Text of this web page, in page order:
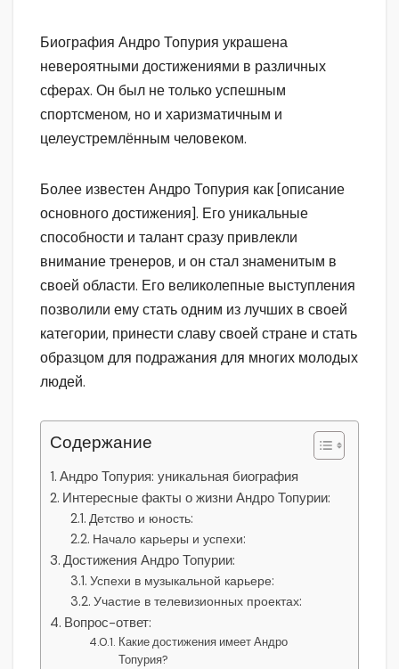
Биография Андро Топурия украшена
невероятными достижениями в различных
сферах. Он был не только успешным
спортсменом, но и харизматичным и
целеустремлённым человеком.
Более известен Андро Топурия как [описание
основного достижения]. Его уникальные
способности и талант сразу привлекли
внимание тренеров, и он стал знаменитым в
своей области. Его великолепные выступления
позволили ему стать одним из лучших в своей
категории, принести славу своей стране и стать
образцом для подражания для многих молодых
людей.
Содержание
Андро Топурия: уникальная биография
Интересные факты о жизни Андро Топурии:
Детство и юность:
Начало карьеры и успехи:
Достижения Андро Топурии:
Успехи в музыкальной карьере:
Участие в телевизионных проектах:
Вопрос-ответ:
Какие достижения имеет Андро
Топурия?